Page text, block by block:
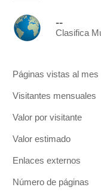
--
Clasifica
Páginas vistas al mes
Visitantes mensuales
Valor por visitante
Valor estimado
Enlaces externos
Número de páginas